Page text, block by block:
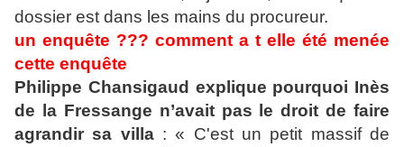
dossier est dans les mains du procureur.
un enquête ??? comment a t elle été menée
cette enquête
Philippe Chansigaud explique pourquoi Inès
de la Fressange n’avait pas le droit de faire
agrandir sa villa: « C'est un petit massif de